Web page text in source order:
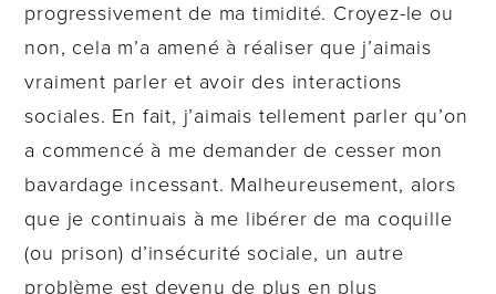
progressivement de ma timidité. Croyez-le ou
non, cela m’a amené à réaliser que j’aimais
vraiment parler et avoir des interactions
sociales. En fait, j’aimais tellement parler qu’on
a commencé à me demander de cesser mon
bavardage incessant. Malheureusement, alors
que je continuais à me libérer de ma coquille
(ou prison) d’insécurité sociale, un autre
problème est devenu de plus en plus